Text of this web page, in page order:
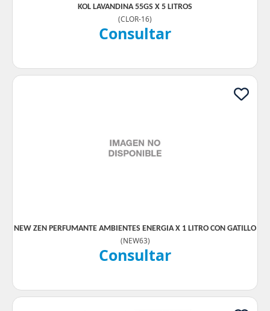
KOL LAVANDINA 55GS X 5 LITROS
(CLOR-16)
Consultar
NEW ZEN PERFUMANTE AMBIENTES ENERGIA X 1 LITRO CON GATILLO
(NEW63)
Consultar